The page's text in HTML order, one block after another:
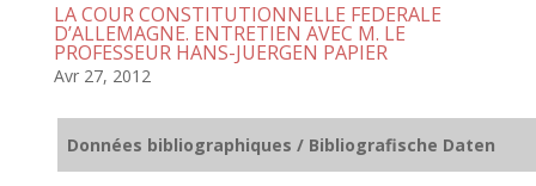
LA COUR CONSTITUTIONNELLE FEDERALE
D’ALLEMAGNE. ENTRETIEN AVEC M. LE
PROFESSEUR HANS-JUERGEN PAPIER
Avr 27, 2012
Données bibliographiques / Bibliografische Daten